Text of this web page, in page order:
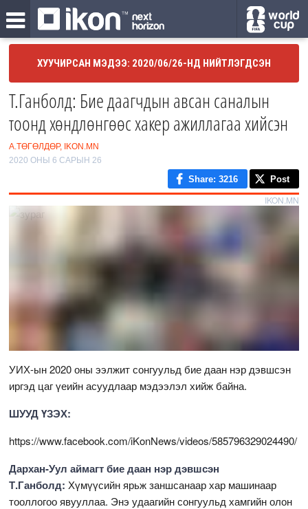
ХУУЧИРСАН МЭДЭЭ: 2020/06/26-НД НИЙТЛЭГДСЭН
Т.Ганболд: Бие даагчдын авсан саналын
тоонд хөндлөнгөөс хакер ажиллагаа хийсэн
А.ТӨГӨЛДӨР, IKON.MN
2020 ОНЫ 6 САРЫН 26
Share: 3216 Post
IKON.MN
УИХ-ын 2020 оны ээлжит сонгуульд бие даан нэр дэвшсэн
иргэд цаг үеийн асуудлаар мэдээлэл хийж байна.
ШУУД ҮЗЭХ:
https://www.facebook.com/iKonNews/videos/585796329024490/
Дархан-Уул аймагт бие даан нэр дэвшсэн
Т.Ганболд:Хүмүүсийн ярьж заншсанаар хар машинаар
тооллогоо явууллаа. Энэ удаагийн сонгуульд хамгийн олон